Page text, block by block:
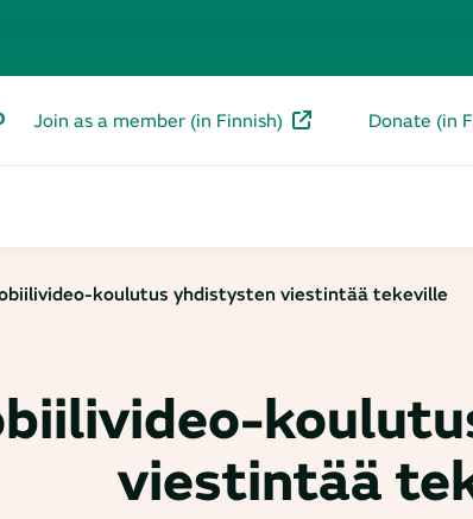
Join as a member (in Finnish) Donate (in
koulutus yhdistysten viestintää tekeville
viestintää